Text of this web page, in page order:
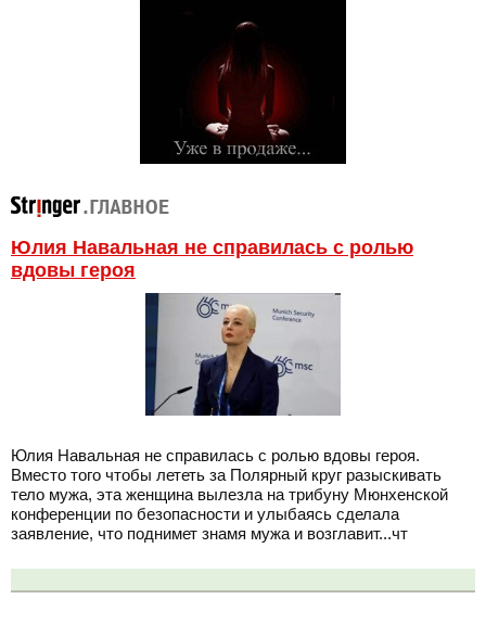
Юлия Навальная не справилась с ролью
вдовы героя
Юлия Навальная не справилась с ролью вдовы героя.
Вместо того чтобы лететь за Полярный круг разыскивать
тело мужа, эта женщина вылезла на трибуну Мюнхенской
конференции по безопасности и улыбаясь сделала
заявление, что поднимет знамя мужа и возглавит...чт